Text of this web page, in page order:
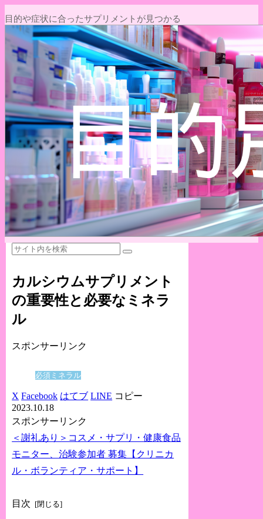
目的や症状に合ったサプリメントが見つかる
カルシウムサプリメント
の重要性と必要なミネラ
ル
スポンサーリンク
必須ミネラル
X Facebook はてブ LINE コピー
2023.10.18
スポンサーリンク
＜謝礼あり＞コスメ・サプリ・健康食品
モニター、治験参加者 募集【クリニカ
ル・ボランティア・サポート】
目次